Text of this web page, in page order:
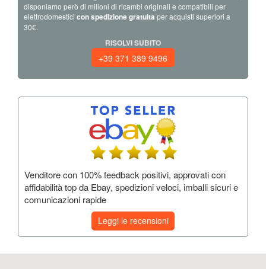
disponiamo però di milioni di ricambi originali e compatibili per
elettrodomestici con spedizione gratuita per acquisti superiori a
30€.
RISOLVI SUBITO
+39 371 389 9496
Venditore con 100% feedback positivi, approvati con
affidabilità top da Ebay, spedizioni veloci, imballi sicuri e
comunicazioni rapide
Leggi le recensioni